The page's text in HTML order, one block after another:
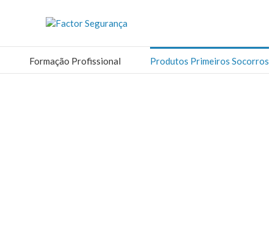
Formação Profissional Produtos Primeiros Socorros